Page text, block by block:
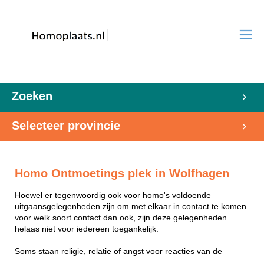
Zoeken
Selecteer provincie
Homo Ontmoetings plek in Wolfhagen
Hoewel er tegenwoordig ook voor homo's voldoende
uitgaansgelegenheden zijn om met elkaar in contact te komen
voor welk soort contact dan ook, zijn deze gelegenheden
helaas niet voor iedereen toegankelijk.
Soms staan religie, relatie of angst voor reacties van de